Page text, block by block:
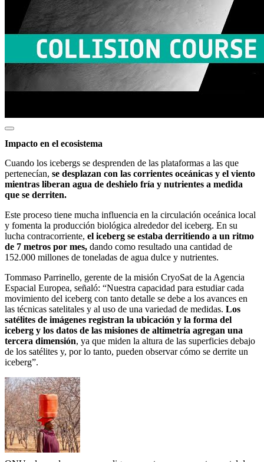
Impacto en el ecosistema
Cuando los icebergs se desprenden de las plataformas a las que
pertenecían, se desplazan con las corrientes oceánicas y el viento
mientras liberan agua de deshielo fría y nutrientes a medida
que se derriten.
Este proceso tiene mucha influencia en la circulación oceánica local
y fomenta la producción biológica alrededor del iceberg. En su
lucha contracorriente, el iceberg se estaba derritiendo a un ritmo
de 7 metros por mes, dando como resultado una cantidad de
152.000 millones de toneladas de agua dulce y nutrientes.
Tommaso Parrinello, gerente de la misión CryoSat de la Agencia
Espacial Europea, señaló: “Nuestra capacidad para estudiar cada
movimiento del iceberg con tanto detalle se debe a los avances en
las técnicas satelitales y al uso de una variedad de medidas. Los
satélites de imágenes registran la ubicación y la forma del
iceberg y los datos de las misiones de altimetría agregan una
tercera dimensión, ya que miden la altura de las superficies debajo
de los satélites y, por lo tanto, pueden observar cómo se derrite un
iceberg”.